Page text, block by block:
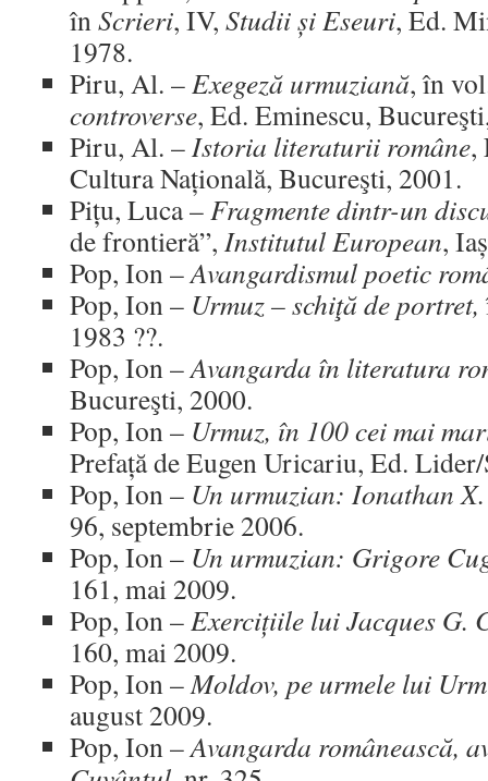
înScrieri, IV, Studii și Eseuri, Ed.
1978.
Piru, Al. –Exegeză urmuziană, în
controverse, Ed. Eminescu,
Piru, Al. –Istoria literaturii române,
Cultura Națională, Bucureşti, 2001.
Pițu, Luca –Fragmente dintr-un
de frontieră”, Institutul European,
Pop, Ion –Avangardismul poetic
Pop, Ion – Urmuz – schiţă de portret,
1983 ??.
Pop, Ion –Avangarda în literatura
Bucureşti, 2000.
Pop, Ion – Urmuz, în 100 cei mai
Prefață de Eugen Uricariu, Ed.
Pop, Ion – Un urmuzian: Ionathan
96, septembrie 2006.
Pop, Ion – Un urmuzian: Grigore
161, mai 2009.
Pop, Ion –Exercițiile lui Jacques G.
160, mai 2009.
Pop, Ion –Moldov, pe urmele lui
august 2009.
Pop, Ion –Avangarda românească,